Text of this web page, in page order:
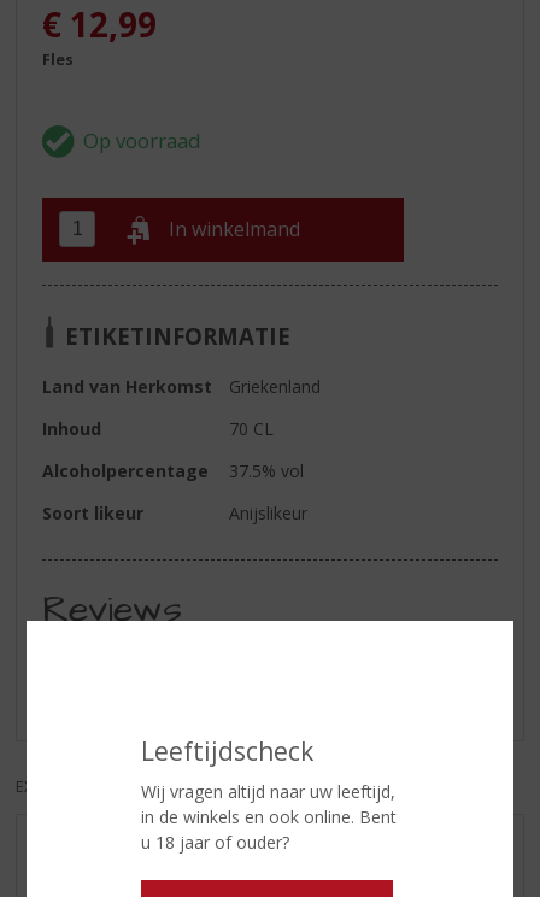
Leeftijdscheck
Wij vragen altijd naar uw leeftijd,
in de winkels en ook online. Bent
u 18 jaar of ouder?
€ 12,99
Fles
In winkelmand
ETIKETINFORMATIE
Land van Herkomst
Griekenland
Inhoud
70 CL
Alcoholpercentage
37.5% vol
Soort likeur
Anijslikeur
Reviews
EXCL. BTW INCL. BTW
AANBIEDINGEN